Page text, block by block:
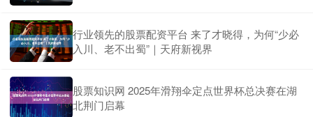
行业领先的股票配资平台 来了才晓得，为何“少必
入川、老不出蜀”｜天府新视界
股票知识网 2025年滑翔伞定点世界杯总决赛在湖
北荆门启幕